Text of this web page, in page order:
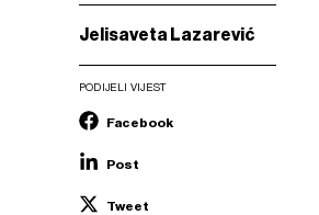
Jelisaveta Lazarević
PODIJELI VIJEST
Facebook
Post
Tweet